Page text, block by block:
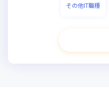
その他IT職種